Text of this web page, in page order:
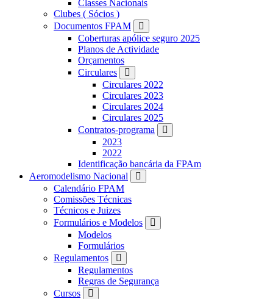
Classes Nacionais
Clubes ( Sócios )
Documentos FPAM
Coberturas apólice seguro 2025
Planos de Actividade
Orçamentos
Circulares
Circulares 2022
Circulares 2023
Circulares 2024
Circulares 2025
Contratos-programa
2023
2022
Identificação bancária da FPAm
Aeromodelismo Nacional
Calendário FPAM
Comissões Técnicas
Técnicos e Juizes
Formulários e Modelos
Modelos
Formulários
Regulamentos
Regulamentos
Regras de Segurança
Cursos